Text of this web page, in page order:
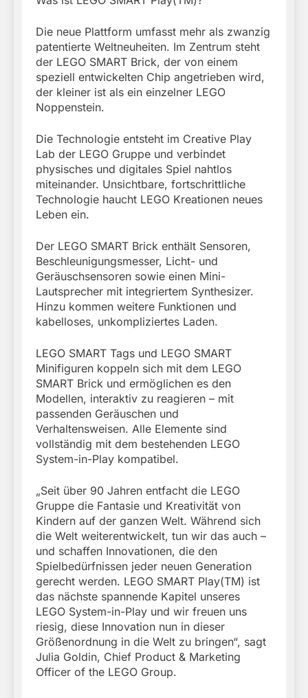
Die neue Plattform umfasst mehr als zwanzig
patentierte Weltneuheiten. Im Zentrum steht
der LEGO SMART Brick, der von einem
speziell entwickelten Chip angetrieben wird,
der kleiner ist als ein einzelner LEGO
Noppenstein.
Die Technologie entsteht im Creative Play
Lab der LEGO Gruppe und verbindet
physisches und digitales Spiel nahtlos
miteinander. Unsichtbare, fortschrittliche
Technologie haucht LEGO Kreationen neues
Leben ein.
Der LEGO SMART Brick enthält Sensoren,
Beschleunigungsmesser, Licht- und
Geräuschsensoren sowie einen Mini-
Lautsprecher mit integriertem Synthesizer.
Hinzu kommen weitere Funktionen und
kabelloses, unkompliziertes Laden.
LEGO SMART Tags und LEGO SMART
Minifiguren koppeln sich mit dem LEGO
SMART Brick und ermöglichen es den
Modellen, interaktiv zu reagieren – mit
passenden Geräuschen und
Verhaltensweisen. Alle Elemente sind
vollständig mit dem bestehenden LEGO
System-in-Play kompatibel.
„Seit über 90 Jahren entfacht die LEGO
Gruppe die Fantasie und Kreativität von
Kindern auf der ganzen Welt. Während sich
die Welt weiterentwickelt, tun wir das auch –
und schaffen Innovationen, die den
Spielbedürfnissen jeder neuen Generation
gerecht werden. LEGO SMART Play(TM) ist
das nächste spannende Kapitel unseres
LEGO System-in-Play und wir freuen uns
riesig, diese Innovation nun in dieser
Größenordnung in die Welt zu bringen“, sagt
Julia Goldin, Chief Product & Marketing
Officer of the LEGO Group.